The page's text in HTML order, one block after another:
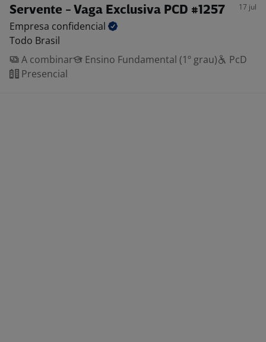
Servente - Vaga Exclusiva PCD #1257 17 jul
Empresa confidencial
Todo Brasil
A combinar
Ensino Fundamental (1º grau)
PcD
Presencial